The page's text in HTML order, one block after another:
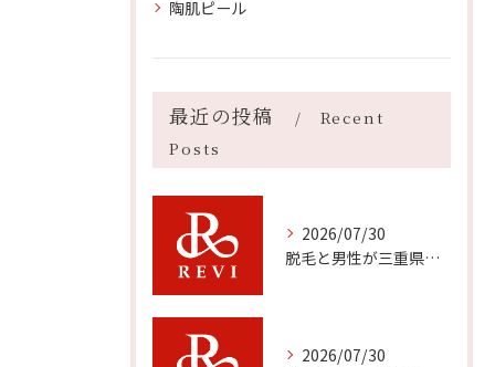
陶肌ピール
最近の投稿
Recent
Posts
2026/07/30
脱毛と男性が三重県伊勢市で快適に通える方法や比較ポイント徹底ガイド
2026/07/30